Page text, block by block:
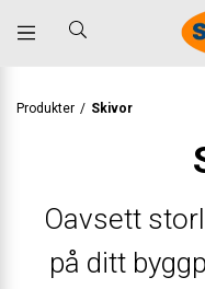
Produkter / Skivor
Oavsett
på ditt